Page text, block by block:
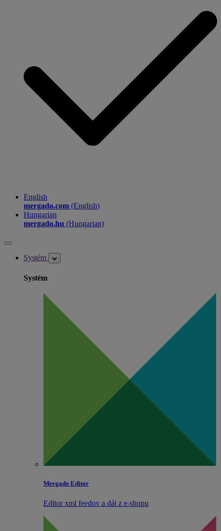
English
mergado.com (English)
Hungarian
mergado.hu (Hungarian)
Systém
Systém
Mergado Editor
Editor xml feedov a dát z e‑shopu